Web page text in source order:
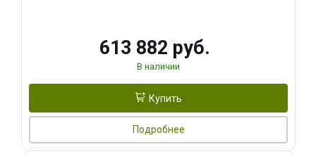
613 882 руб.
В наличии
Купить
Подробнее